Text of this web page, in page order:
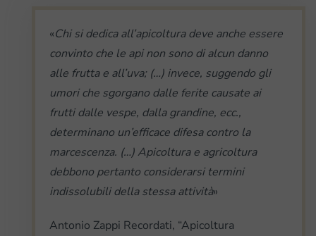
«Chi si dedica all’apicoltura deve anche essere
convinto che le api non sono di alcun danno
alle frutta e all’uva; (…) invece, suggendo gli
umori che sgorgano dalle ferite causate ai
frutti dalle vespe, dalla grandine, ecc.,
determinano un’efficace difesa contro la
marcescenza. (…) Apicoltura e agricoltura
debbono pertanto considerarsi termini
indissolubili della stessa attività»
Antonio Zappi Recordati, “Apicoltura